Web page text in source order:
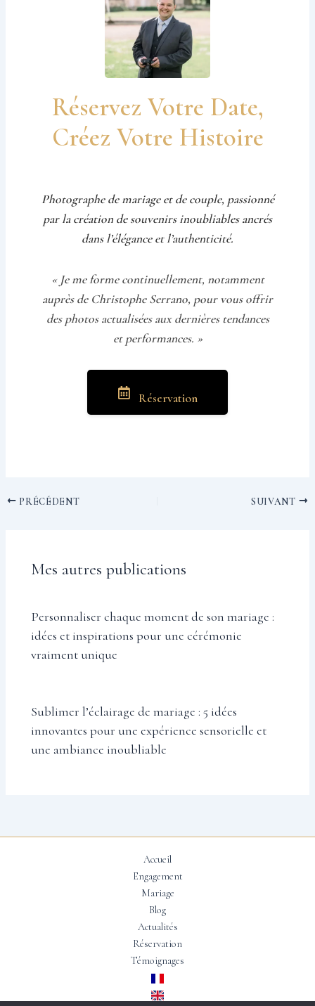
Réservez Votre Date,
Créez Votre Histoire
Photographe de mariage et de couple, passionné
par la création de souvenirs inoubliables ancrés
dans l’élégance et l’authenticité.
« Je me forme continuellement, notamment
auprès de Christophe Serrano, pour vous offrir
des photos actualisées aux dernières tendances
et performances. »
Réservation
PRÉCÉDENT SUIVANT
Mes autres publications
Personnaliser chaque moment de son mariage :
idées et inspirations pour une cérémonie
vraiment unique
Sublimer l’éclairage de mariage : 5 idées
innovantes pour une expérience sensorielle et
une ambiance inoubliable
Accueil
Engagement
Mariage
Blog
Actualités
Réservation
Témoignages